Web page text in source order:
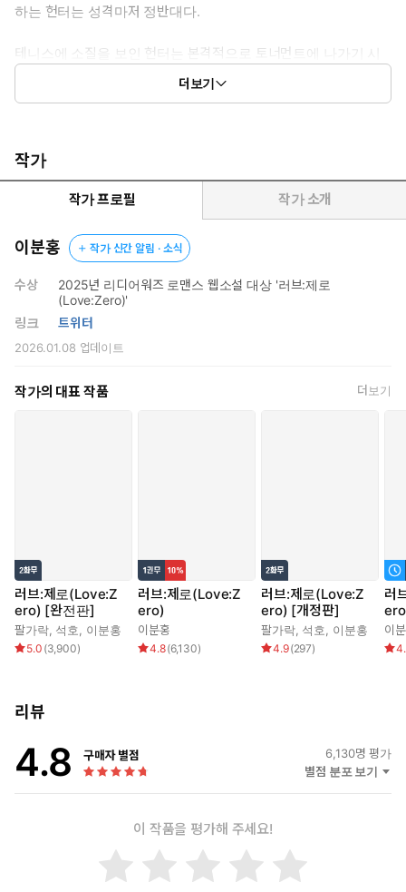
하는 헌터는 성격마저 정반대다.
테니스에 소질을 보인 헌터는 본격적으로 토너먼트에 나가기 시
작하고, 지유가 참석한 경기마다 우승을 한다. 그러자 헌터는 지
유를 자신의 우승 징크스라고 믿게 된다. 경기 때마다 와 달라고
[저명한 심리학자가 쓴 책에서 읽었는데, 누군가의 존재를 느끼기
위해 그 존재가 꼭 물리적으로 함께 있을 필요는 없대.]
[그게 무슨 헛소리야.]
[손 내밀어 봐. 간지러워도 좀 참아.]
사실은 분리불안을 느끼는 아이들을 위한 그림 동화책에서 본 방법
이었다.
헌터의 손바닥에 제 이름을 쓰고, 키스하는 척 0.1초쯤 입술을 살
짝 댔을 뿐인데 헌터는 다음날 토너먼트 우승 트로피를 들고 돌
아왔다.
그런 두 사람에게도 질풍노도의 시기가 찾아왔다.
만다.
살아남기 위해 헌터를 이용하는 지유, 그리고 징크스 때문에 지
유를 이용하는 헌터.
의 포인트가 제로인 게임이다.
애증으로 얽히고설킨 관계 속에서, 서로를 마주 보며 네트를 사이
그 게임의 승자는 과연 누구일까?
더보기
작가
작가 프로필 작가 소개
이분홍 작가 신간 알림 · 소식
수상
2025년 리디어워즈 로맨스 웹소설 대상 '러브:제로
(Love:Zero)'
링크
트위터
2026.01.08 업데이트
작가의 대표 작품 더보기
러브:제로(Love:Z
ero) [완전판]
팔가락, 석호 이분홍
5.0 (3,900)
러브:제로(Love:Z
ero)
이분홍
4.8(6,130)
러브:제로(Love:Z
ero) [개정판]
팔가락, 석호 이분홍
4.9(297)
러
이
리뷰
4.8 구매자 별점 6,130명 평가
별점 분포 보기
이 작품을 평가해 주세요!